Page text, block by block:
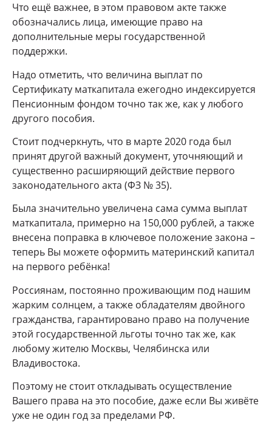
Что ещё важнее, в этом правовом акте также
обозначались лица, имеющие право на
дополнительные меры государственной
поддержки.
Надо отметить, что величина выплат по
Сертификату маткапитала ежегодно индексируется
Пенсионным фондом точно так же, как у любого
другого пособия.
Стоит подчеркнуть, что в марте 2020 года был
принят другой важный документ, уточняющий и
существенно расширяющий действие первого
законодательного акта (ФЗ № 35).
Была значительно увеличена сама сумма выплат
маткапитала, примерно на 150,000 рублей, а также
внесена поправка в ключевое положение закона –
теперь Вы можете оформить материнский капитал
на первого ребёнка!
Россиянам, постоянно проживающим под нашим
жарким солнцем, а также обладателям двойного
гражданства, гарантировано право на получение
этой государственной льготы точно так же, как
любому жителю Москвы, Челябинска или
Владивостока.
Поэтому не стоит откладывать осуществление
Вашего права на это пособие, даже если Вы живёте
уже не один год за пределами РФ.